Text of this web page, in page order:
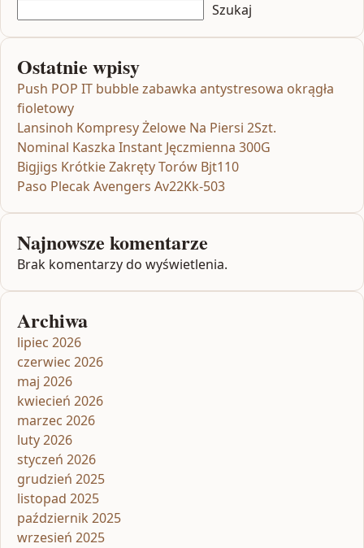
Szukaj
Ostatnie wpisy
Push POP IT bubble zabawka antystresowa okrągła
fioletowy
Lansinoh Kompresy Żelowe Na Piersi 2Szt.
Nominal Kaszka Instant Jęczmienna 300G
Bigjigs Krótkie Zakręty Torów Bjt110
Paso Plecak Avengers Av22Kk-503
Najnowsze komentarze
Brak komentarzy do wyświetlenia.
Archiwa
lipiec 2026
czerwiec 2026
maj 2026
kwiecień 2026
marzec 2026
luty 2026
styczeń 2026
grudzień 2025
listopad 2025
październik 2025
wrzesień 2025